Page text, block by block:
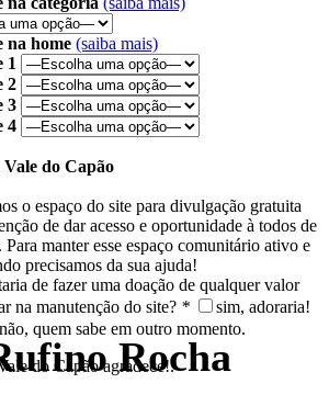
Rocha
na home (saiba mais)
1
2
3
4
do Capão
o espaço do site para divulgação gratuita
de dar acesso e oportunidade à todos de
Para manter esse espaço comunitário ativo e
precisamos da sua ajuda!
de fazer uma doação de qualquer valor
na manutenção do site? *
sim, adoraria!
quem sabe em outro momento.
do Capão agradece!.